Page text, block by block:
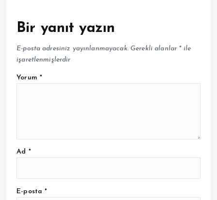
Bir yanıt yazın
E-posta adresiniz yayınlanmayacak. Gerekli alanlar *ile
işaretlenmişlerdir
Yorum *
Ad *
E-posta*